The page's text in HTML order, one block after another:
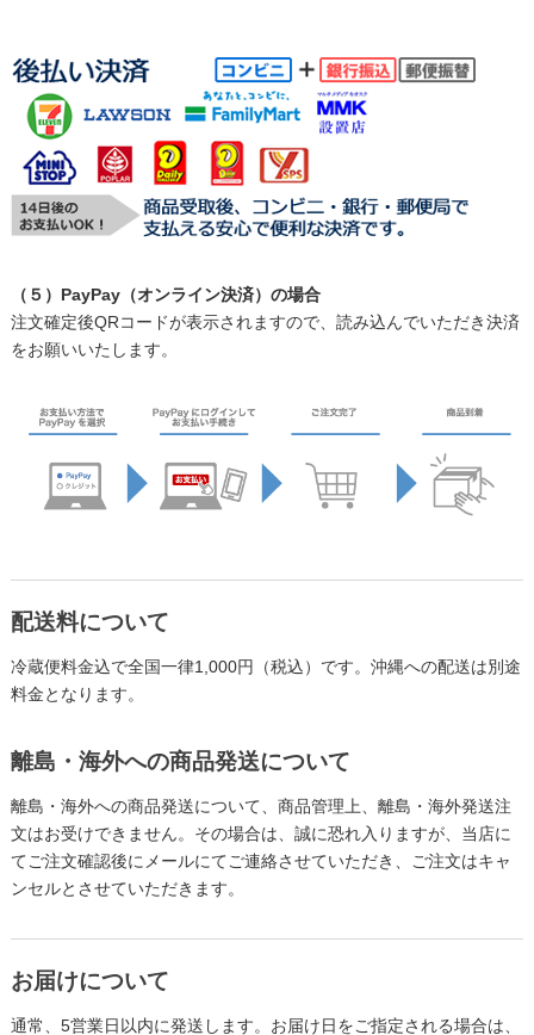
（５）PayPay（オンライン決済）の場合
注文確定後QRコードが表示されますので、読み込んでいただき決済
をお願いいたします。
配送料について
冷蔵便料金込で全国一律1,000円（税込）です。沖縄への配送は別途
料金となります。
離島・海外への商品発送について
離島・海外への商品発送について、商品管理上、離島・海外発送注
文はお受けできません。その場合は、誠に恐れ入りますが、当店に
てご注文確認後にメールにてご連絡させていただき、ご注文はキャ
ンセルとさせていただきます。
お届けについて
通常、5営業日以内に発送します。お届け日をご指定される場合は、